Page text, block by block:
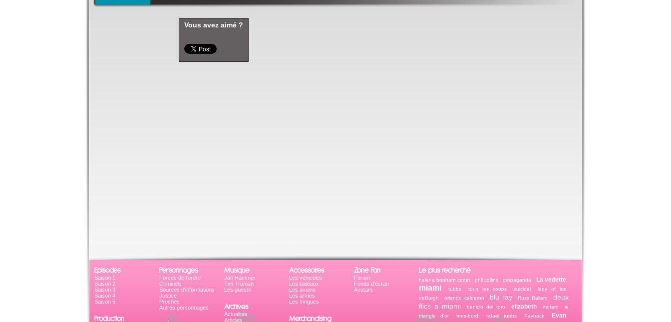
Vous avez aimé ?
Episodes
Saison 1
Saison 2
Saison 3
Saison 4
Saison 5
Production
Personnages
Forces de l'ordre
Criminels
Sources d'informations
Justice
Proches
Autres personnages
Musique
Jan Hammer
Tim Truman
Les guests
Archives
Actualités
Articles
Accessoires
Les véhicules
Les bateaux
Les avions
Les armes
Les fringues
Merchandising
Zone Fan
Forum
Fonds d'écran
Avatars
Le plus recherché
helena bonham carter phil collins propaganda La vedette
miami tubbs tous les coups suicidal
lady of ice
deBurgh
orlando calderon blu ray Russ Ballard
deux
flics a miami
benicio del toro elizabeth motard
le
triangle d'or
hors-bord rafael tubbs Payback
Evan